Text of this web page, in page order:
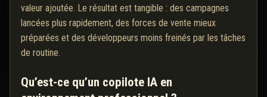
valeur ajoutée. Le résultat est tangible : des campagnes
lancées plus rapidement, des forces de vente mieux
préparées et des développeurs moins freinés par les tâches
de routine.
Qu’est-ce qu’un copilote IA en